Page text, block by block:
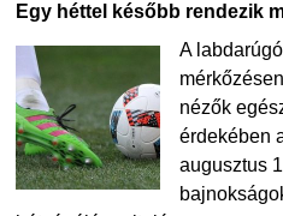
Egy héttel később rendezik
A
nézők
érdekében
augusztus